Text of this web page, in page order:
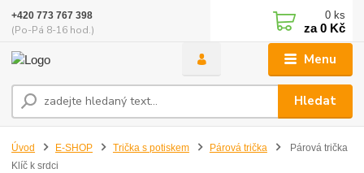
Menu
Hledat
+420 773 767 398
(Po-Pá 8-16 hod.)
0 ks
za0 Kč
Úvod E-SHOP Trička s potiskem Párová trička
Párová trička
Klíč k srdci